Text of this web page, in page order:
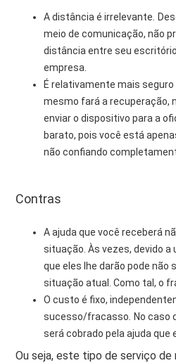
A distância é irrelevante
meio de comunicação, não
distância entre seu
empresa.
É relativamente mais
mesmo fará a recuperação,
enviar o dispositivo para a
barato, pois você está
não confiando
Contras
A ajuda que você receberá
situação. Às vezes, devido a
que eles lhe darão pode não
situação atual. Como tal, o
O custo é fixo,
sucesso/fracasso
No caso
será cobrado pela ajuda que
Ou seja, este tipo de serviço de